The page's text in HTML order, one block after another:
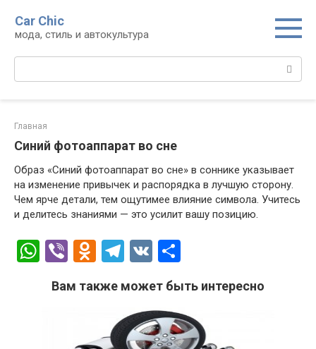
контенту
Car Chic
мода, стиль и автокультура
Поиск:
Главная
Синий фотоаппарат во сне
Образ «Синий фотоаппарат во сне» в соннике указывает
на изменение привычек и распорядка в лучшую сторону.
Чем ярче детали, тем ощутимее влияние символа. Учитесь
и делитесь знаниями — это усилит вашу позицию.
W
at
Vi
er
O
n
kl
T
e
gr
a
V
п
р
а
Вам также может быть интересно